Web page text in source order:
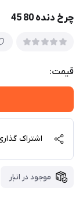
چرخ دنده 80 45
قیمت:
اشتراک
موجود در انبار